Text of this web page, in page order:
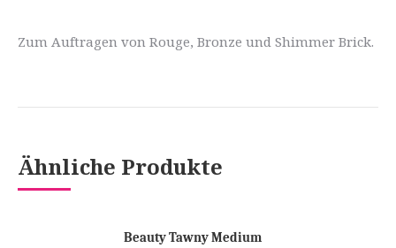
Zum Auftragen von Rouge, Bronze und Shimmer Brick.
Ähnliche Produkte
Beauty Tawny Medium